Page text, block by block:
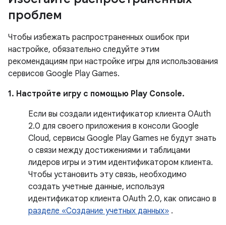
проблем
Чтобы избежать распространенных ошибок при
настройке, обязательно следуйте этим
рекомендациям при настройке игры для использования
сервисов Google Play Games.
1. Настройте игру с помощью Play Console.
Если вы создали идентификатор клиента OAuth
2.0 для своего приложения в консоли Google
Cloud, сервисы Google Play Games не будут знать
о связи между достижениями и таблицами
лидеров игры и этим идентификатором клиента.
Чтобы установить эту связь, необходимо
создать учетные данные, используя
идентификатор клиента OAuth 2.0, как описано в
разделе «Создание учетных данных» .